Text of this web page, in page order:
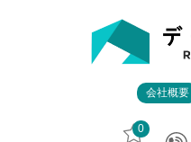
会社概要
0